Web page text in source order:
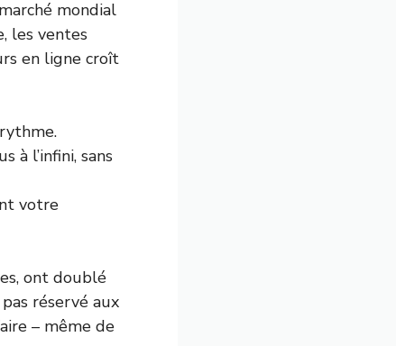
mondial
les ventes
en ligne croît
à l’infini, sans
votre
ont doublé
réservé aux
– même de